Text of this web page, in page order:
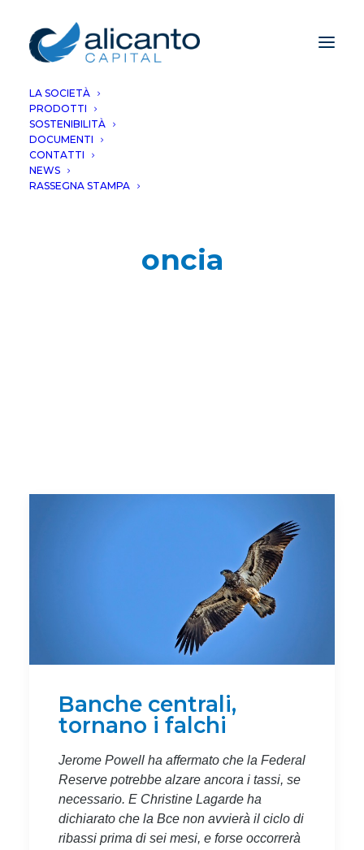
LA SOCIETÀ
PRODOTTI
SOSTENIBILITÀ
DOCUMENTI
CONTATTI
NEWS
RASSEGNA STAMPA
oncia
Banche centrali,
tornano i falchi
Jerome Powell ha affermato che la Federal
Reserve potrebbe alzare ancora i tassi, se
necessario. E Christine Lagarde ha
dichiarato che la Bce non avvierà il ciclo di
ribassi prima di sei mesi, e forse occorrerà